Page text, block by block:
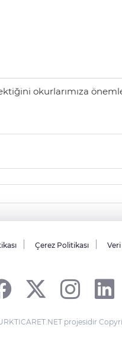
okurlarımıza önemle
Çerez Politikası Veri
projesidir